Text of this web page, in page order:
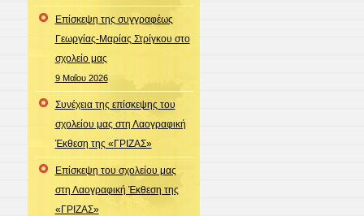
Επίσκεψη της συγγραφέως
Γεωργίας-Μαρίας Στρίγκου στο
σχολείο μας
9 Μαΐου 2026
Συνέχεια της επίσκεψης του
σχολείου μας στη Λαογραφική
Έκθεση της «ΓΡΙΖΑΣ»
Επίσκεψη του σχολείου μας
στη Λαογραφική Έκθεση της
«ΓΡΙΖΑΣ»